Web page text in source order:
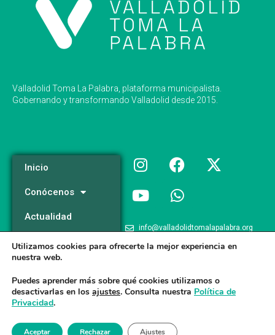
Valladolid Toma La Palabra, plataforma municipalista.
Gobernando y transformando Valladolid desde 2015.
Inicio
Conócenos
Actualidad
Programa
info@valladolidtomalapalabra.org
+34 983 426 124
Utilizamos cookies para ofrecerte la mejor experiencia en
nuestra web.
Puedes aprender más sobre qué cookies utilizamos o
desactivarlas en los ajustes. Consulta nuestra Política de
Privacidad.
Aceptar Rechazar Ajustes